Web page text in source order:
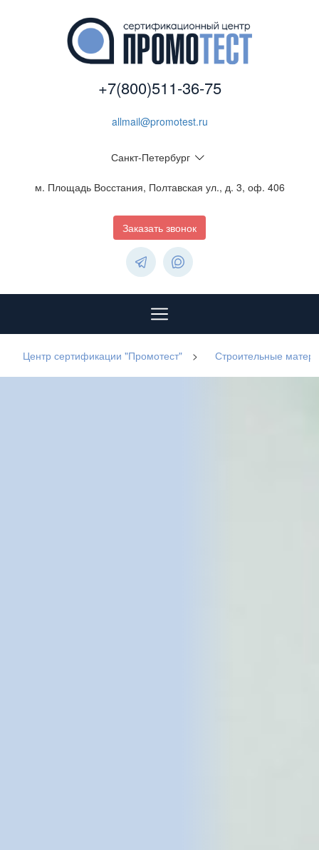
+7(800)511-36-75
allmail@promotest.ru
Санкт-Петербург
м. Площадь Восстания, Полтавская ул., д. 3, оф. 406
Заказать звонок
Центр сертификации "Промотест" > Строительные